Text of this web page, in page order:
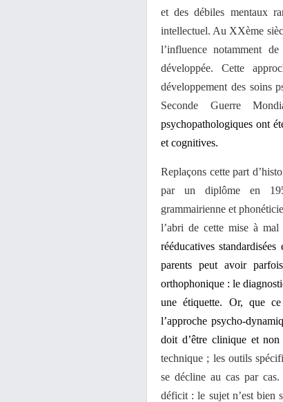
et des débiles mentaux
intellectuel. Au XXème
l’influence notamment de
développée. Cette
développement des soins
Seconde Guerre
psychopathologiques ont
et cognitives.
Replaçons cette part
par un diplôme en
grammairienne et
l’abri de cette mise à
rééducatives
parents peut avoir
orthophonique : le
une étiquette. Or, que
l’approche psycho-
doit d’être clinique et
technique ; les outils
se décline au cas par
déficit : le sujet n’est bien